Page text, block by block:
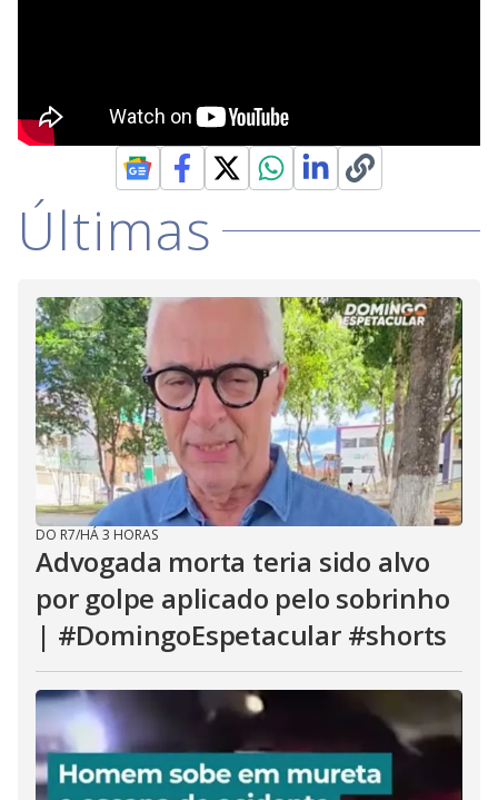
Últimas
DO R7/HÁ 3 HORAS
Advogada morta teria sido alvo
por golpe aplicado pelo sobrinho
| #DomingoEspetacular #shorts